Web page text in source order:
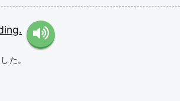
た。